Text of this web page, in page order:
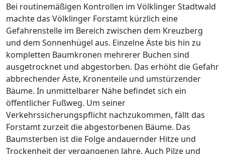
Bei routinemäßigen Kontrollen im Völklinger Stadtwald
machte das Völklinger Forstamt kürzlich eine
Gefahrenstelle im Bereich zwischen dem Kreuzberg
und dem Sonnenhügel aus. Einzelne Äste bis hin zu
kompletten Baumkronen mehrerer Buchen sind
ausgetrocknet und abgestorben. Das erhöht die Gefahr
abbrechender Äste, Kronenteile und umstürzender
Bäume. In unmittelbarer Nähe befindet sich ein
öffentlicher Fußweg. Um seiner
Verkehrssicherungspflicht nachzukommen, fällt das
Forstamt zurzeit die abgestorbenen Bäume. Das
Baumsterben ist die Folge andauernder Hitze und
Trockenheit der vergangenen Jahre. Auch Pilze und